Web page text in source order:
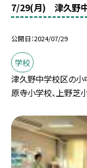
7/29(月) 津久野
公開日 2024/07/29
学校
津久野中学校区の小
原寺小学校、上野芝